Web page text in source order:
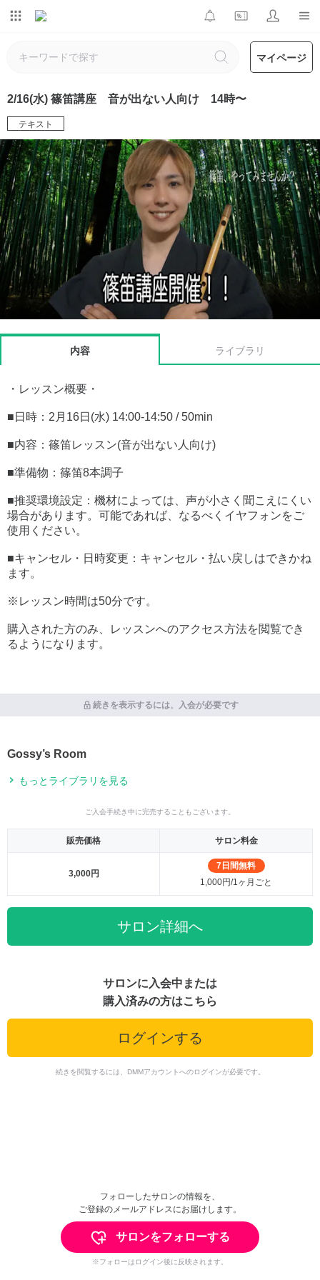
マイページ
2/16(水) 篠笛講座 音が出ない人向け 14時〜
テキスト
内容 ライブラリ
・レッスン概要・
■日時：2月16日(水) 14:00-14:50 / 50min
■内容：篠笛レッスン(音が出ない人向け)
■準備物：篠笛8本調子
■推奨環境設定：機材によっては、声が小さく聞こえにくい
場合があります。可能であれば、なるべくイヤフォンをご
使用ください。
■キャンセル・日時変更：キャンセル・払い戻しはできかね
ます。
※レッスン時間は50分です。
購入された方のみ、レッスンへのアクセス方法を閲覧でき
るようになります。
続きを表示するには、入会が必要です
Gossy’s Room
もっとライブラリを見る
ご入会手続き中に完売することもございます。
販売価格 サロン料金
3,000円
7日間無料
1,000円/1ヶ月ごと
サロン詳細へ
サロンに入会中または
購入済みの方はこちら
ログインする
続きを閲覧するには、DMMアカウントへのログインが必要です。
フォローしたサロンの情報を、
ご登録のメールアドレスにお届けします。
サロンをフォローする
※フォローはログイン後に反映されます。